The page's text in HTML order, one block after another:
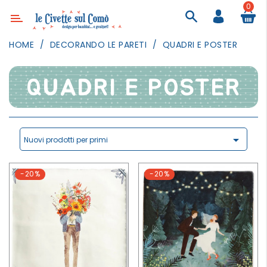
Categoria
ILLUMINAZIONE
TESSILI
GIOCHI
QUOTIDIANI
OUTDOOR
0
HOME DECORANDO LE PARETI QUADRI E POSTER
QUADRI E POSTER
Nuovi prodotti per primi 
-20% -20%